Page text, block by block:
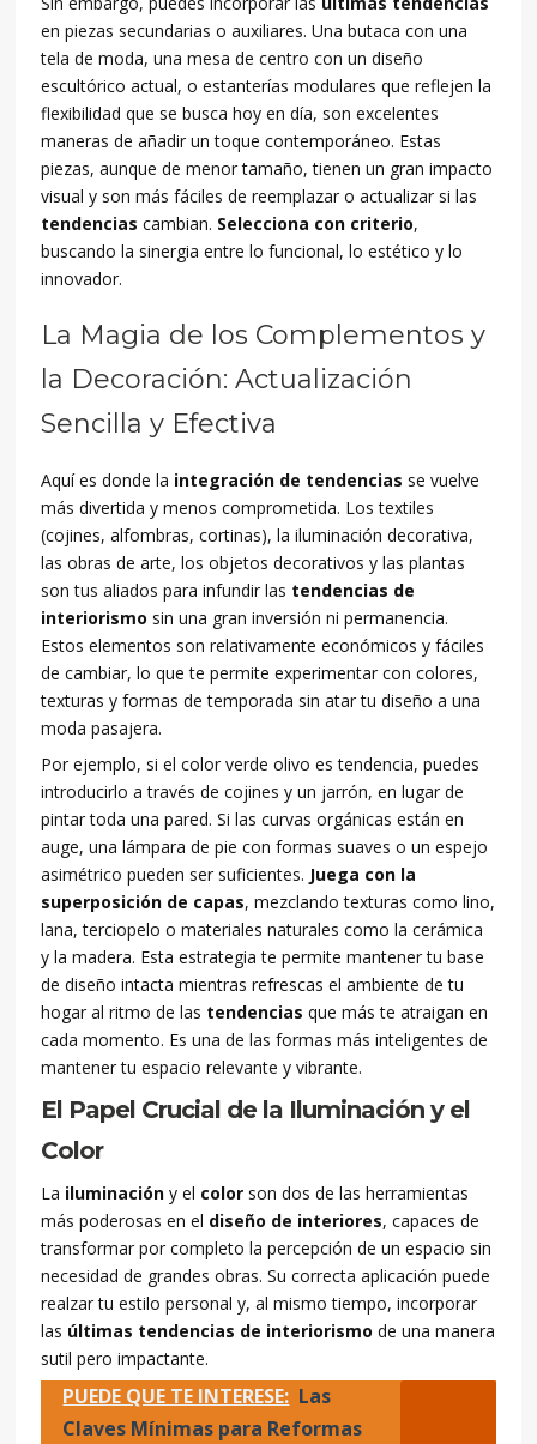
en piezas secundarias o auxiliares. Una butaca con una
tela de moda, una mesa de centro con un diseño
escultórico actual, o estanterías modulares que reflejen la
flexibilidad que se busca hoy en día, son excelentes
maneras de añadir un toque contemporáneo. Estas
piezas, aunque de menor tamaño, tienen un gran impacto
visual y son más fáciles de reemplazar o actualizar si las
tendencias cambian. Selecciona con criterio,
buscando la sinergia entre lo funcional, lo estético y lo
innovador.
La Magia de los Complementos y
la Decoración: Actualización
Sencilla y Efectiva
Aquí es donde la integración de tendencias se vuelve
más divertida y menos comprometida. Los textiles
(cojines, alfombras, cortinas), la iluminación decorativa,
las obras de arte, los objetos decorativos y las plantas
son tus aliados para infundir las tendencias de
interiorismo sin una gran inversión ni permanencia.
Estos elementos son relativamente económicos y fáciles
de cambiar, lo que te permite experimentar con colores,
texturas y formas de temporada sin atar tu diseño a una
moda pasajera.
Por ejemplo, si el color verde olivo es tendencia, puedes
introducirlo a través de cojines y un jarrón, en lugar de
pintar toda una pared. Si las curvas orgánicas están en
auge, una lámpara de pie con formas suaves o un espejo
asimétrico pueden ser suficientes. Juega con la
superposición de capas, mezclando texturas como lino,
lana, terciopelo o materiales naturales como la cerámica
y la madera. Esta estrategia te permite mantener tu base
de diseño intacta mientras refrescas el ambiente de tu
hogar al ritmo de las tendencias que más te atraigan en
cada momento. Es una de las formas más inteligentes de
mantener tu espacio relevante y vibrante.
El Papel Crucial de la Iluminación y el
Color
La iluminación y el color son dos de las herramientas
más poderosas en el diseño de interiores, capaces de
transformar por completo la percepción de un espacio sin
necesidad de grandes obras. Su correcta aplicación puede
realzar tu estilo personal y, al mismo tiempo, incorporar
las últimas tendencias de interiorismo de una manera
sutil pero impactante.
PUEDE QUE TE INTERESE: Las
Claves Mínimas para Reformas